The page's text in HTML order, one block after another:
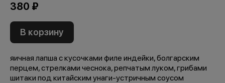
380 ₽
В корзину
яичная лапша с кусочками филе индейки, болгарским
перцем, стрелками чеснока, репчатым луком, грибами
шитаки под китайским унаги-устричным соусом